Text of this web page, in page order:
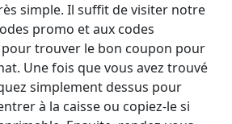
simple. Il suffit de visiter notre
promo et aux codes
trouver le bon coupon pour
Une fois que vous avez trouvé
simplement dessus pour
à la caisse ou copiez-le si